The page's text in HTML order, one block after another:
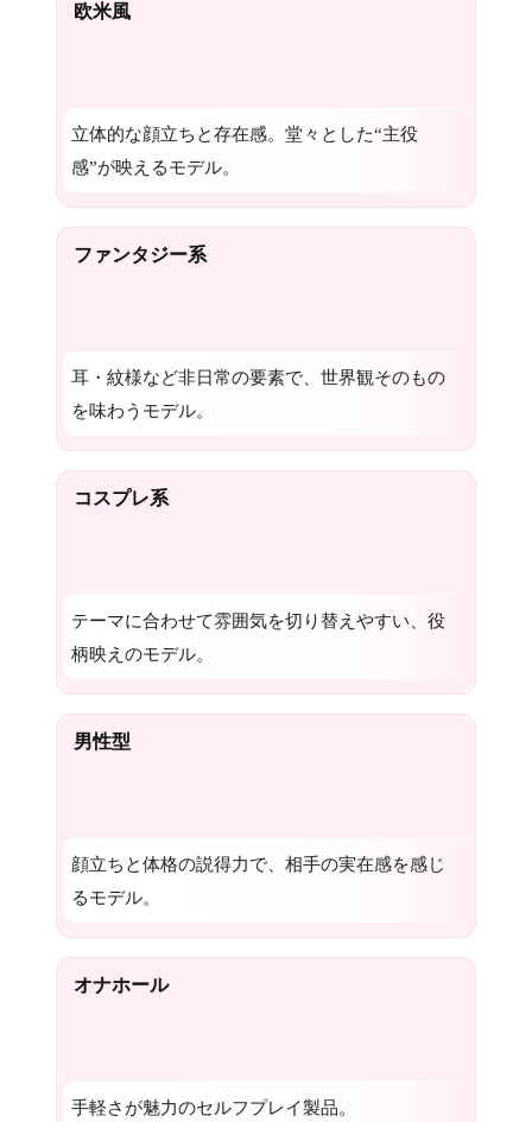
欧米風
立体的な顔立ちと存在感。堂々とした“主役
感”が映えるモデル。
ファンタジー系
耳・紋様など非日常の要素で、世界観そのもの
を味わうモデル。
コスプレ系
テーマに合わせて雰囲気を切り替えやすい、役
柄映えのモデル。
男性型
顔立ちと体格の説得力で、相手の実在感を感じ
るモデル。
オナホール
手軽さが魅力のセルフプレイ製品。